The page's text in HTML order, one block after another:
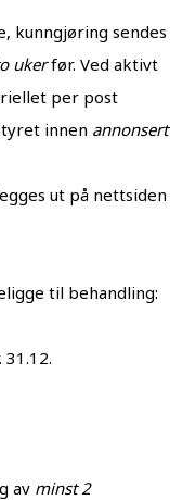
kunngjøring sendes
ukerfør. Ved aktivt
per post
innen annonsert
ut på nettsiden
til behandling:
av minst 2